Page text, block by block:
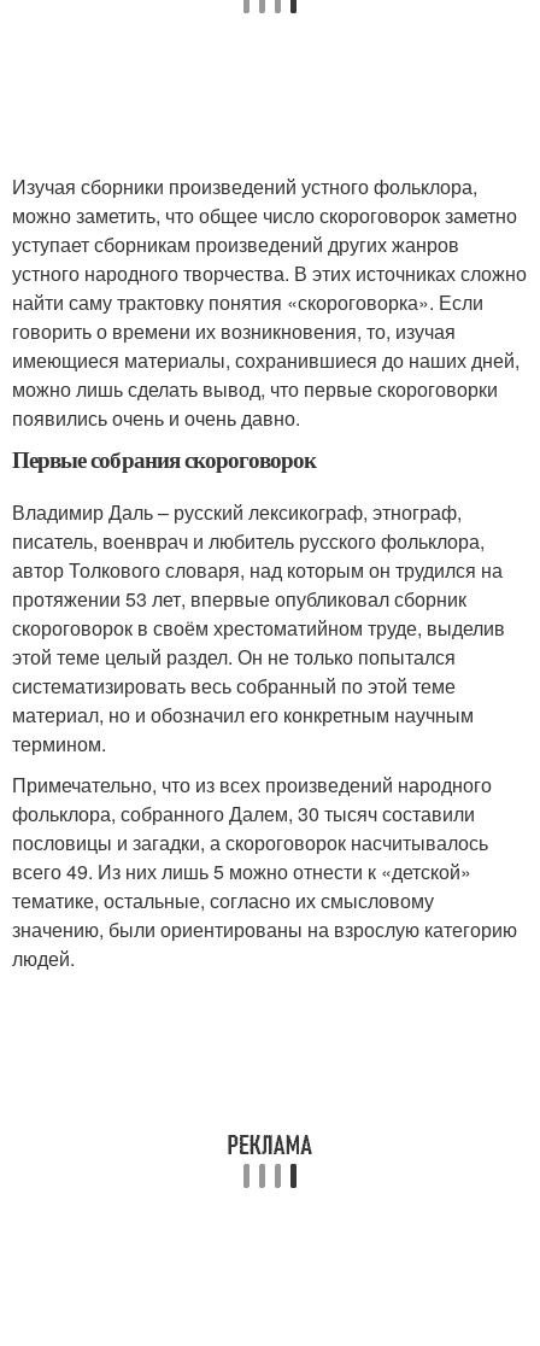
Изучая сборники произведений устного фольклора,
можно заметить, что общее число скороговорок заметно
уступает сборникам произведений других жанров
устного народного творчества. В этих источниках сложно
найти саму трактовку понятия «скороговорка». Если
говорить о времени их возникновения, то, изучая
имеющиеся материалы, сохранившиеся до наших дней,
можно лишь сделать вывод, что первые скороговорки
появились очень и очень давно.
Первые собрания скороговорок
Владимир Даль – русский лексикограф, этнограф,
писатель, военврач и любитель русского фольклора,
автор Толкового словаря, над которым он трудился на
протяжении 53 лет, впервые опубликовал сборник
скороговорок в своём хрестоматийном труде, выделив
этой теме целый раздел. Он не только попытался
систематизировать весь собранный по этой теме
материал, но и обозначил его конкретным научным
термином.
Примечательно, что из всех произведений народного
фольклора, собранного Далем, 30 тысяч составили
пословицы и загадки, а скороговорок насчитывалось
всего 49. Из них лишь 5 можно отнести к «детской»
тематике, остальные, согласно их смысловому
значению, были ориентированы на взрослую категорию
людей.